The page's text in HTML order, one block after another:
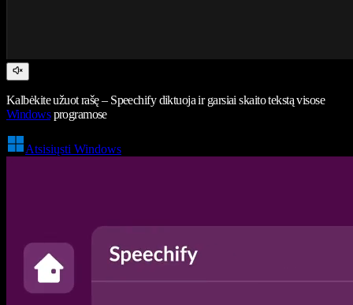
Kalbėkite užuot rašę – Speechify diktuoja ir garsiai skaito tekstą visose
Windowsprogramose
Atsisiųsti Windows